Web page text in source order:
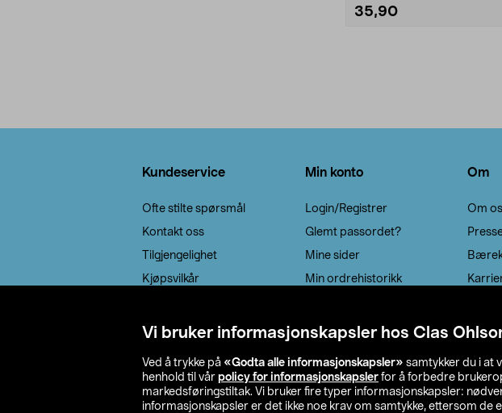
Vi bruker informasjonskapsler hos Clas
Ved å trykke på «Godta alle informasjonskapsler» samtykker du i at
henhold til vår policy for informasjonskapsler for å forbedre
markedsføringstiltak. Vi bruker fire typer informasjonskapsler:
informasjonskapsler er det ikke noe krav om samtykke, ettersom
35,90
Kundeservice
Ofte stilte spørsmål
Kontakt oss
Tilgjengelighet
Kjøpsvilkår
EE-avfall
Leveringsalternativ
Min konto
Login/Registrer
Glemt passordet?
Mine sider
Min ordrehistorikk
Om
Om